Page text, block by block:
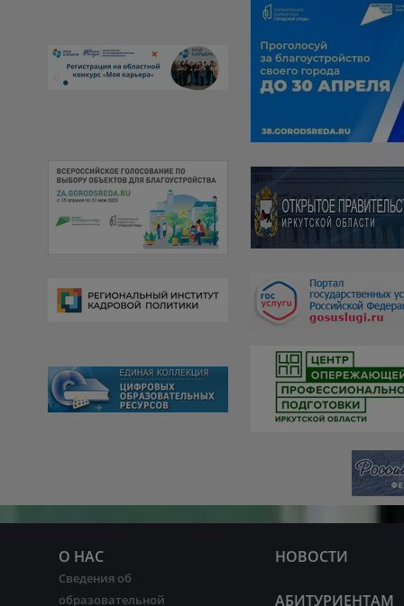
О НАС
Сведения об
образовательной
НОВОСТИ
АБИТУРИЕНТАМ